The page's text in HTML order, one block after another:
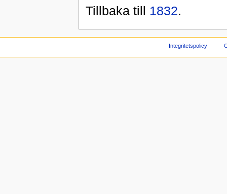
Tillbaka till 1832.
Integritetspolicy